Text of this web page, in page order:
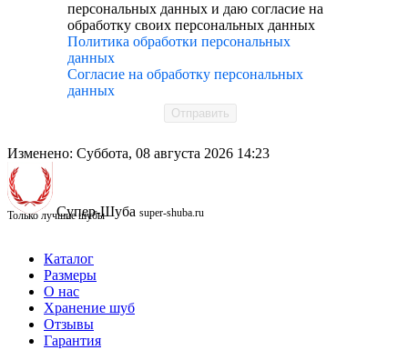
персональных данных и даю согласие на
обработку своих персональных данных
Политика обработки персональных
данных
Согласие на обработку персональных
данных
Отправить
Изменено: Суббота, 08 августа 2026 14:23
Супер-Шуба super-shuba.ru
Только лучшие шубы
Каталог
Размеры
О нас
Хранение шуб
Отзывы
Гарантия